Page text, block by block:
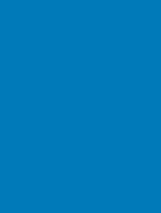
渠道、堤防、人工景观湖、
完全发挥，精心施工是保证
通较方便。坝址以上集雨面
年平
平均径流量19.4万m3，是一
最大
容9.6万m3，死库容1.2万
，缺乏勘察
体填筑及基础处理存在较大